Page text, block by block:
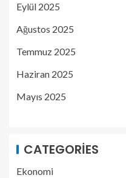
Eylül 2025
Ağustos 2025
Temmuz 2025
Haziran 2025
Mayıs 2025
CATEGORIES
Ekonomi